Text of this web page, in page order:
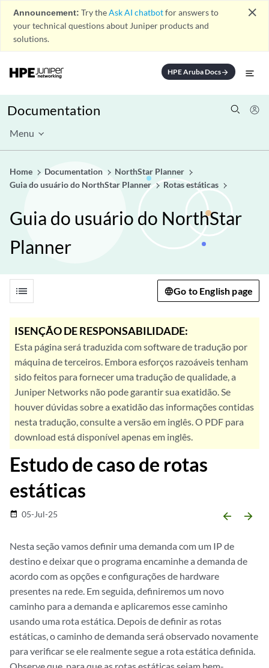
Announcement: Try theAsk AI chatbotfor answers to
your technical questions about Juniper products and
solutions.
close
HPE Aruba Docsarrow_forward
Documentation
Menu
Home Documentation
NorthStar Planner
Guia do usuário do NorthStar Planner
Rotas estáticas
Guia do usuário do NorthStar
Planner
list Go to English page
ISENÇÃO DE RESPONSABILIDADE:
Esta página será traduzida com software de tradução por
máquina de terceiros. Embora esforços razoáveis tenham
sido feitos para fornecer uma tradução de qualidade, a
Juniper Networks não pode garantir sua exatidão. Se
houver dúvidas sobre a exatidão das informações contidas
nesta tradução, consulte a versão em inglês. O PDF para
download está disponível apenas em inglês.
Estudo de caso de rotas
estáticas
date_range 05-Jul-25 arrow_backward arrow_forward
Nesta seção vamos definir uma demanda com um IP de
destino e deixar que o programa encaminhe a demanda de
acordo com as opções e configurações de hardware
presentes na rede. Em seguida, definiremos um novo
caminho para a demanda e aplicaremos esse caminho
usando uma rota estática. Depois de definir as rotas
estáticas, o caminho de demanda será observado novamente
para verificar se ele realmente segue a rota estática definida.